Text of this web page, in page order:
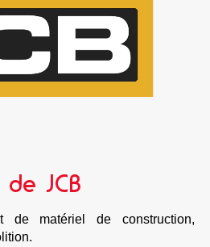
JCB
de matériel de construction,